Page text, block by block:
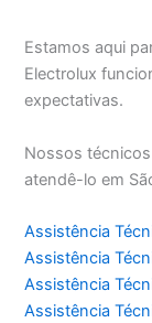
Estamos aqui
Electrolux
expectativas.
Nossos
atendê-lo em
Assistência
Assistência
Assistência
Assistência